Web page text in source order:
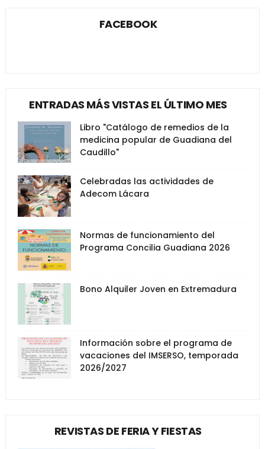
FACEBOOK
ENTRADAS MÁS VISTAS EL ÚLTIMO MES
Libro "Catálogo de remedios de la
medicina popular de Guadiana del
Caudillo"
Celebradas las actividades de
Adecom Lácara
Normas de funcionamiento del
Programa Concilia Guadiana 2026
Bono Alquiler Joven en Extremadura
Información sobre el programa de
vacaciones del IMSERSO, temporada
2026/2027
REVISTAS DE FERIA Y FIESTAS